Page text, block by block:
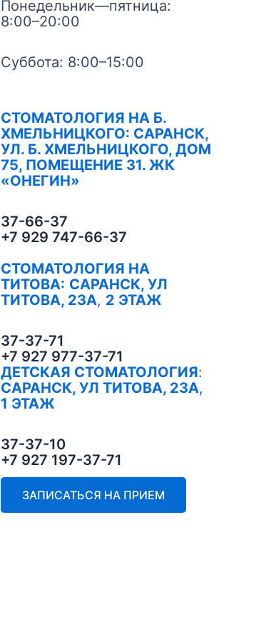
Понедельник—пятница:
8:00–20:00
Суббота: 8:00–15:00
СТОМАТОЛОГИЯ НА Б.
ХМЕЛЬНИЦКОГО: САРАНСК,
УЛ. Б. ХМЕЛЬНИЦКОГО, ДОМ
75, ПОМЕЩЕНИЕ 31. ЖК
«ОНЕГИН»
37-66-37
+7 929 747-66-37
СТОМАТОЛОГИЯ НА
ТИТОВА: САРАНСК, УЛ
ТИТОВА, 23А, 2 ЭТАЖ
37-37-71
+7 927 977-37-71
ДЕТСКАЯ СТОМАТОЛОГИЯ:
САРАНСК, УЛ ТИТОВА, 23А,
1 ЭТАЖ
37-37-10
+7 927 197-37-71
ЗАПИСАТЬСЯ НА ПРИЕМ